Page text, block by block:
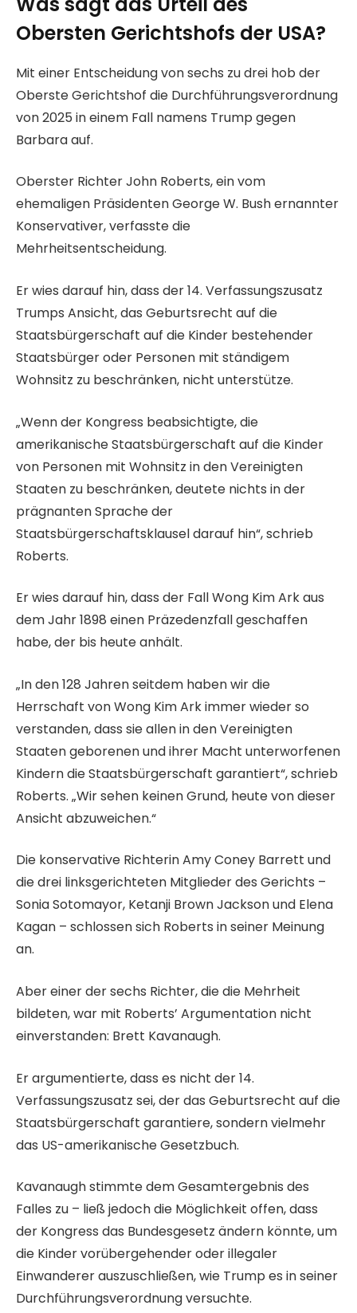
Obersten Gerichtshofs der USA?
Mit einer Entscheidung von sechs zu drei hob der
Oberste Gerichtshof die Durchführungsverordnung
von 2025 in einem Fall namens Trump gegen
Barbara auf.
Oberster Richter John Roberts, ein vom
ehemaligen Präsidenten George W. Bush ernannter
Konservativer, verfasste die
Mehrheitsentscheidung.
Er wies darauf hin, dass der 14. Verfassungszusatz
Trumps Ansicht, das Geburtsrecht auf die
Staatsbürgerschaft auf die Kinder bestehender
Staatsbürger oder Personen mit ständigem
Wohnsitz zu beschränken, nicht unterstütze.
„Wenn der Kongress beabsichtigte, die
amerikanische Staatsbürgerschaft auf die Kinder
von Personen mit Wohnsitz in den Vereinigten
Staaten zu beschränken, deutete nichts in der
prägnanten Sprache der
Staatsbürgerschaftsklausel darauf hin“, schrieb
Roberts.
Er wies darauf hin, dass der Fall Wong Kim Ark aus
dem Jahr 1898 einen Präzedenzfall geschaffen
habe, der bis heute anhält.
„In den 128 Jahren seitdem haben wir die
Herrschaft von Wong Kim Ark immer wieder so
verstanden, dass sie allen in den Vereinigten
Staaten geborenen und ihrer Macht unterworfenen
Kindern die Staatsbürgerschaft garantiert“, schrieb
Roberts. „Wir sehen keinen Grund, heute von dieser
Ansicht abzuweichen.“
Die konservative Richterin Amy Coney Barrett und
die drei linksgerichteten Mitglieder des Gerichts –
Sonia Sotomayor, Ketanji Brown Jackson und Elena
Kagan – schlossen sich Roberts in seiner Meinung
an.
Aber einer der sechs Richter, die die Mehrheit
bildeten, war mit Roberts’ Argumentation nicht
einverstanden: Brett Kavanaugh.
Er argumentierte, dass es nicht der 14.
Verfassungszusatz sei, der das Geburtsrecht auf die
Staatsbürgerschaft garantiere, sondern vielmehr
das US-amerikanische Gesetzbuch.
Kavanaugh stimmte dem Gesamtergebnis des
Falles zu – ließ jedoch die Möglichkeit offen, dass
der Kongress das Bundesgesetz ändern könnte, um
die Kinder vorübergehender oder illegaler
Einwanderer auszuschließen, wie Trump es in seiner
Durchführungsverordnung versuchte.